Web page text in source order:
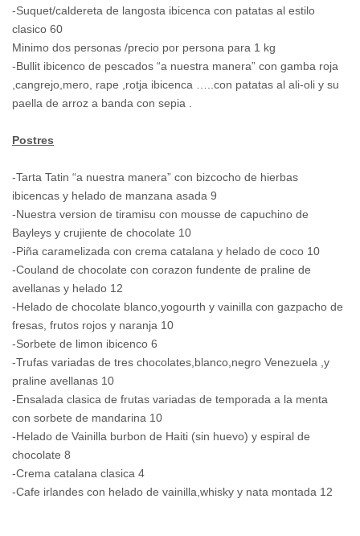
-Suquet/caldereta de langosta ibicenca con patatas al estilo
clasico 60
Minimo dos personas /precio por persona para 1 kg
-Bullit ibicenco de pescados “a nuestra manera” con gamba roja
,cangrejo,mero, rape ,rotja ibicenca …..con patatas al ali-oli y su
paella de arroz a banda con sepia .
Postres
-Tarta Tatin “a nuestra manera” con bizcocho de hierbas
ibicencas y helado de manzana asada 9
-Nuestra version de tiramisu con mousse de capuchino de
Bayleys y crujiente de chocolate 10
-Piña caramelizada con crema catalana y helado de coco 10
-Couland de chocolate con corazon fundente de praline de
avellanas y helado 12
-Helado de chocolate blanco,yogourth y vainilla con gazpacho de
fresas, frutos rojos y naranja 10
-Sorbete de limon ibicenco 6
-Trufas variadas de tres chocolates,blanco,negro Venezuela ,y
praline avellanas 10
-Ensalada clasica de frutas variadas de temporada a la menta
con sorbete de mandarina 10
-Helado de Vainilla burbon de Haiti (sin huevo) y espiral de
chocolate 8
-Crema catalana clasica 4
-Cafe irlandes con helado de vainilla,whisky y nata montada 12